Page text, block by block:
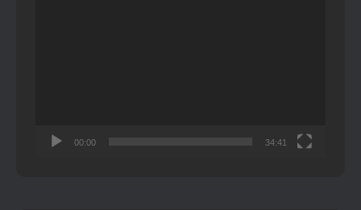
00:00 34:41